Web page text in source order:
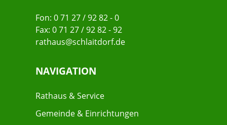
Fon: 0 71 27 / 92 82 - 0
Fax: 0 71 27 / 92 82 - 92
rathaus@schlaitdorf.de
NAVIGATION
Rathaus & Service
Gemeinde & Einrichtungen